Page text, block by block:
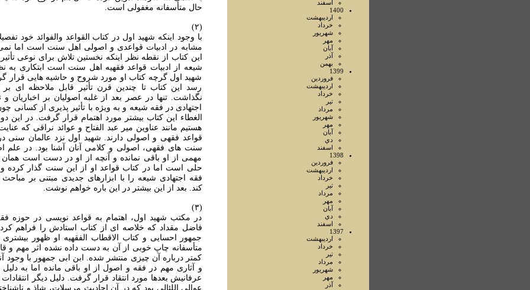
اسفند
1400
ارديبهشت
خرداد
شهريور
مهر
آبان
آذر
بهمن
1399
فروردين
ارديبهشت
خرداد
تير
مرداد
شهريور
مهر
آبان
دي
اسفند
1398
فروردين
ارديبهشت
خرداد
تير
مرداد
مهر
آبان
دي
اسفند
1397
ارديبهشت
خرداد
تير
مرداد
شهريور
مهر
آذر
حال متأسفانه مغفولی است.
(۲)
با وجود اینکه شهید اول در کتاب القواعد والفوائد خود
مشابه در ادبیات قواعدی و اصولی اهل سنت است اما نمی
این کتاب از نقطه نظر اینکه نخستین تلاش برای نوعی
شیعه از ادبیات قواعد فقهیه اهل سنت است ابتکاری به
شهید اول گرچه کتاب او مورد شروح و حاشیه هایی قرار
رسد این کتاب تا چندین قرن تأثیر قابل ملاحظه ای بر
نگذاشت. تنها در عصر بعد از غلبه اصولیان بر اخباریان
اجتهادی در فقه شیعه و به ویژه با تأثیر پذیری از
الغطاء این کتاب بیشتر مورد اهتمام قرار گرفت. در این
هستیم مانند عناوین میر عبد الفتاح و عوائد نراقی که
قواعد فقهی و اصولی دارند. شهید اول نزد عالمان سنی
سنت های فقهی، اصولی و کلامی آنان آشنا بود. در علم
مهمی از او باقی نمانده و آنچه از او در دست است
حلی است اما در کتاب قواعد او از این سنت گذار کرده و
فقه اجتهادی شیعه را با ابزارهای جدیدی مبتنی بر
کند. بعد از این بیشتر در این باره خواهم نوشت.
(۳)
در مکتب شهید اول، اهتمام به قواعد نويسی در حوزه
فاضل مقداد که خلاصه ای از کتاب استادش را فراهم کرد
جمهور احسایی و کتاب الاقطاب الفقهیه او ظهور
متأسفانه چاپ خوبی از آن به دست داده نشده اثر مهم و
کمتر درباره آن چیزی منتشر شده. ابن ابی جمهور با وجود
و آثاری مهم در فقه و اصول از او باقی مانده اما به
عرفانیش بعدها مورد انتقاد قرار گرفت. دلیل دیگر
عوالی اللئالی بود که در آن احادیث مرسلات، شاذ و